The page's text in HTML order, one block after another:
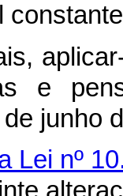
e
junho
Lei nº